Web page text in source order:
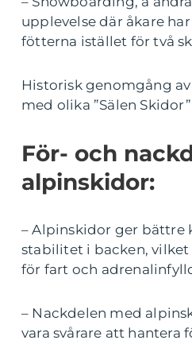
upplevelse där åkare
fötterna istället för två
Historisk genomgång
med olika ”Sälen Skidor”
För- och
alpinskidor:
– Alpinskidor ger bättre
stabilitet i backen,
för fart och
– Nackdelen med
vara svårare att hantera